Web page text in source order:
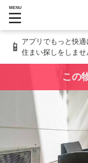
MENU
📱 アプリでもっと快適
住まい探しをしませ
この